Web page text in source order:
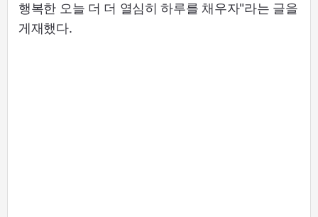
행복한 오늘 더 더 열심히 하루를 채우자"라는 글을
게재했다.